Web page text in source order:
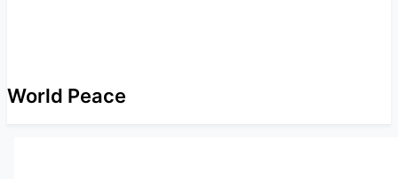
World Peace